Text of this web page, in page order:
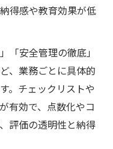
得感や教育効果が低
「安全管理の徹底」
、業務ごとに具体的
。チェックリストや
有効で、点数化やコ
評価の透明性と納得